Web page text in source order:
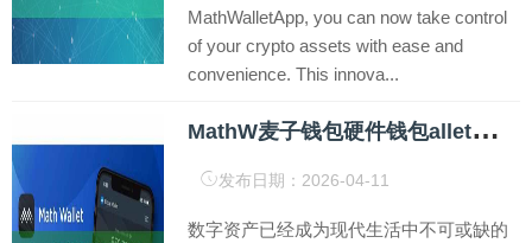
MathWalletApp, you can now take control
of your crypto assets with ease and
convenience. This innova...
M
athW麦子钱包硬件钱包allet应运而生
发布日期：2026-04-11
数字资产已经成为现代生活中不可或缺的